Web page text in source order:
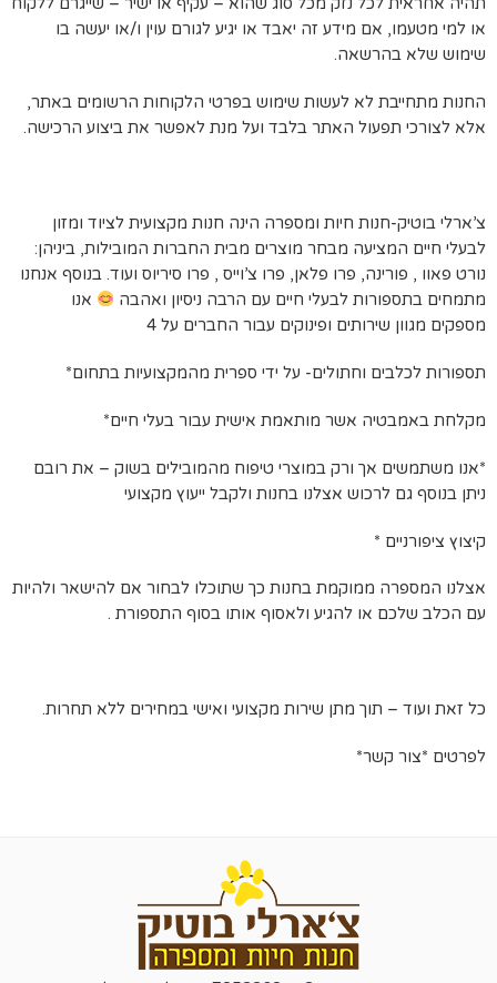
או למי מטעמו, אם מידע זה יאבד או יגיע לגורם עוין ו/או יעשה בו
שימוש שלא בהרשאה.
החנות מתחייבת לא לעשות שימוש בפרטי הלקוחות הרשומים באתר,
אלא לצורכי תפעול האתר בלבד ועל מנת לאפשר את ביצוע הרכישה.
צ’ארלי בוטיק-חנות חיות ומספרה הינה חנות מקצועית לציוד ומזון
לבעלי חיים המציעה מבחר מוצרים מבית החברות המובילות, ביניהן:
נורט פאוו , פורינה, פרו פלאן, פרו צ’וייס , פרו סיריוס ועוד. בנוסף אנחנו
מתמחים בתספורות לבעלי חיים עם הרבה ניסיון ואהבה
אנו
מספקים מגוון שירותים ופינוקים עבור החברים על 4
תספורות לכלבים וחתולים- על ידי ספרית מהמקצועיות בתחום*
מקלחת באמבטיה אשר מותאמת אישית עבור בעלי חיים*
*אנו משתמשים אך ורק במוצרי טיפוח מהמובילים בשוק – את רובם
ניתן בנוסף גם לרכוש אצלנו בחנות ולקבל ייעוץ מקצועי
קיצוץ ציפורניים *
אצלנו המספרה ממוקמת בחנות כך שתוכלו לבחור אם להישאר ולהיות
עם הכלב שלכם או להגיע ולאסוף אותו בסוף התספורת .
כל זאת ועוד – תוך מתן שירות מקצועי ואישי במחירים ללא תחרות.
לפרטים *צור קשר*